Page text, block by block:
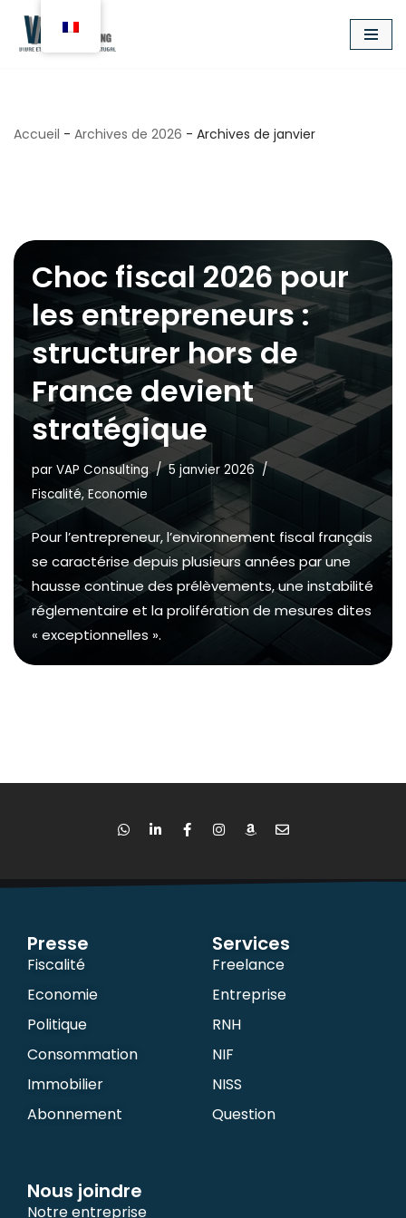
Aller
Accueil - Archives de 2026 - Archives de janvier
Choc fiscal 2026 pour
les entrepreneurs :
structurer hors de
France devient
stratégique
par VAP Consulting
5 janvier 2026
Fiscalité,Economie
Pour l’entrepreneur, l’environnement fiscal français
se caractérise depuis plusieurs années par une
hausse continue des prélèvements, une instabilité
réglementaire et la prolifération de mesures dites
« exceptionnelles ».
Presse
Fiscalité
Economie
Politique
Consommation
Immobilier
Abonnement
Services
Freelance
Entreprise
RNH
NIF
NISS
Question
Nous joindre
Notre entreprise